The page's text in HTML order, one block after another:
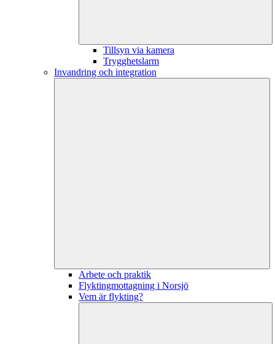
Tillsyn via kamera
Trygghetslarm
Invandring och integration
Arbete och praktik
Flyktingmottagning i Norsjö
Vem är flykting?